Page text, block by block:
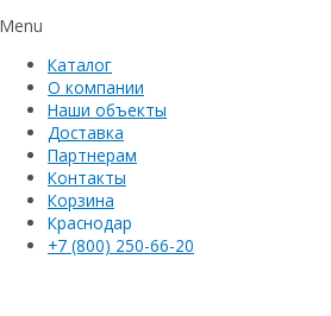
Menu
Каталог
О компании
Наши объекты
Доставка
Партнерам
Контакты
Корзина
Краснодар
+7 (800) 250-66-20